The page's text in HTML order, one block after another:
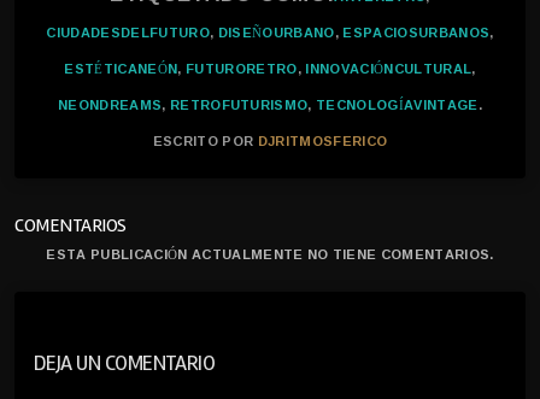
CIUDADESDELFUTURO, DISEÑOURBANO,ESPACIOSURBANOS,
ESTÉTICANEÓN, FUTURORETRO,INNOVACIÓNCULTURAL,
NEONDREAMS, RETROFUTURISMO, TECNOLOGÍAVINTAGE.
ESCRITO POR DJRITMOSFERICO
COMENTARIOS
ESTA PUBLICACIÓN ACTUALMENTE NO TIENE COMENTARIOS.
DEJA UN COMENTARIO